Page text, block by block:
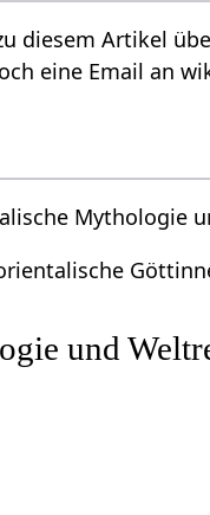
diesem Artikel
eine Email an
Mythologie
und